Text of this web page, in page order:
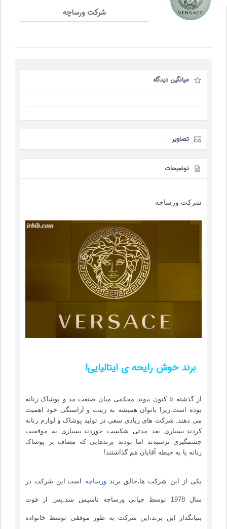
شرکت ورساچه
میانگین دیدگاه
تصاویر
توضیحات
شرکت ورساچه
برند خوش رایحه ی ایتالیایی!
از گذشته تا کنون پیوند محکمی میان صنعت مد و پوشاک زنانه
بوده است.زیرا بانوان همیشه به زینت و آراستگی خود اهمیت
می دهند. شرکت های زیادی سعی در تولید پوشاک و لوازم زنانه
کردند.بسیاری بعد مدتی شکست خوردند.بسیاری به موفقیت
چشمگیری نرسیدند اما بودند برندهایی که مضاف بر پوشاک
زنانه پا به حیطه آقایان هم گذاشتند!
یکی از این شرکت ها،خالق برندورساچه است.این شرکت در
سال 1978 توسط جیانی ورساچه تاسیس شد.پس از فوت
بنیانگذار این برند،این شرکت به طور موفقی توسط خانواده